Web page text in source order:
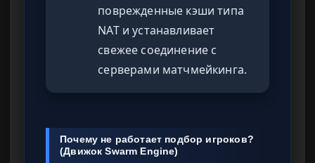
поврежденные кэши типа
NAT и устанавливает
свежее соединение с
серверами матчмейкинга.
Почему не работает подбор игроков?
(Движок Swarm Engine)